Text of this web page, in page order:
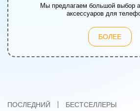
Мы предлагаем большой выбор
аксессуаров для
БОЛЕЕ
ПОСЛЕДНИЙ БЕСТСЕЛЛЕРЫ